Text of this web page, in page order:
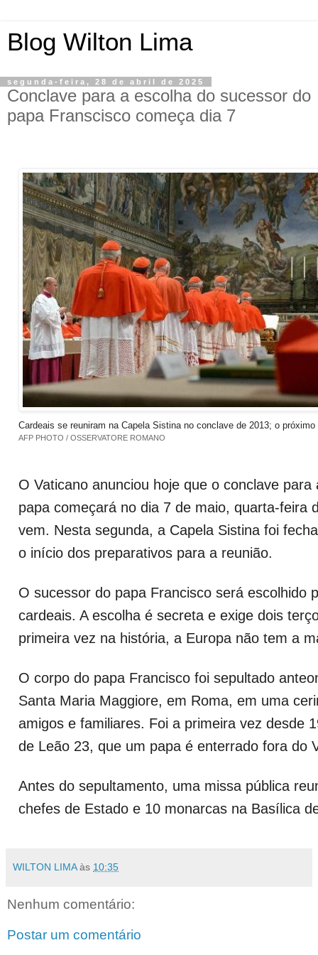
Blog Wilton Lima
segunda-feira, 28 de abril de 2025
Conclave para a escolha do sucessor do
papa Franscisco começa dia 7
Cardeais se reuniram na Capela Sistina no conclave de 2013; o
AFP PHOTO / OSSERVATORE ROMANO
O Vaticano anunciou hoje que o conclave para
papa começará no dia 7 de maio, quarta-feira
vem. Nesta segunda, a Capela Sistina foi
o início dos preparativos para a reunião.
O sucessor do papa Francisco será escolhido
cardeais. A escolha é secreta e exige dois
primeira vez na história, a Europa não tem a
O corpo do papa Francisco foi sepultado
Santa Maria Maggiore, em Roma, em uma
amigos e familiares. Foi a primeira vez desde
de Leão 23, que um papa é enterrado fora do
Antes do sepultamento, uma missa pública
chefes de Estado e 10 monarcas na Basílica
WILTON LIMA às 10:35
Nenhum comentário:
Postar um comentário